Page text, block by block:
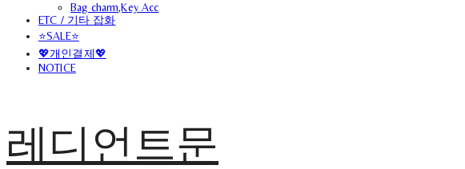
Bag charm,Key Acc
ETC / 기타 잡화
⭐SALE⭐
💖개인결제💖
NOTICE
레디언트문